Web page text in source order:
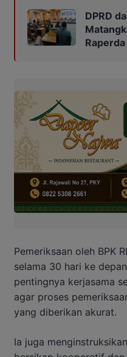
DPRD
Raperda
Pemeriksaan oleh BPK
selama 30 hari ke
pentingnya kerjasama
agar proses
yang diberikan akurat.
Ia juga